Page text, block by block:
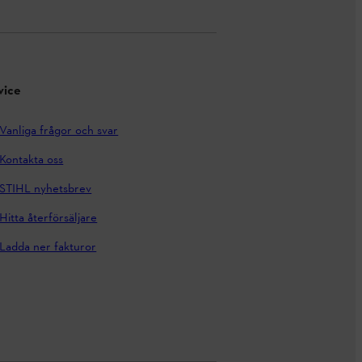
Vanliga frågor och svar
Kontakta oss
STIHL nyhetsbrev
Hitta återförsäljare
Ladda ner fakturor